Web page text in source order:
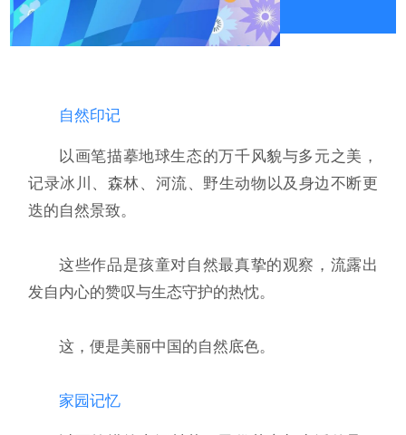
自然印记
以画笔描摹地球生态的万千风貌与多元之美，
记录冰川、森林、河流、野生动物以及身边不断更
迭的自然景致。
这些作品是孩童对自然最真挚的观察，流露出
发自内心的赞叹与生态守护的热忱。
这，便是美丽中国的自然底色。
家园记忆